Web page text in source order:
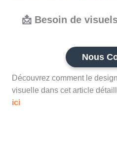
📩 Besoin de
Nous
Découvrez comment le
visuelle dans cet article
ici